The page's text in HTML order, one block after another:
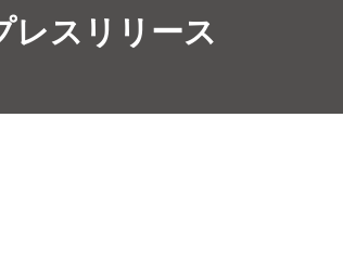
企業情報
レスリリース